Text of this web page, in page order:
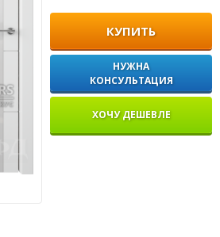
КУПИТЬ
НУЖНА
КОНСУЛЬТАЦИЯ
ХОЧУ ДЕШЕВЛЕ